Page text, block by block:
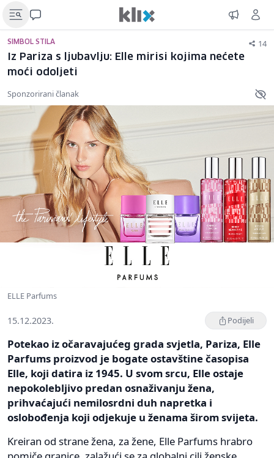
SIMBOL STILA 14
Iz Pariza s ljubavlju: Elle mirisi kojima nećete
moći odoljeti
Sponzorirani članak
ELLE Parfums
15.12.2023. Podijeli
Potekao iz očaravajućeg grada svjetla, Pariza, Elle
Parfums proizvod je bogate ostavštine časopisa
Elle, koji datira iz 1945. U svom srcu, Elle ostaje
nepokolebljivo predan osnaživanju žena,
prihvaćajući nemilosrdni duh napretka i
oslobođenja koji odjekuje u ženama širom svijeta.
Kreiran od strane žena, za žene, Elle Parfums hrabro